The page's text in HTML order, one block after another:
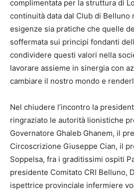
complimentata per la struttura di
continuità data dal Club di Belluno
esigenze sia pratiche che quelle
soffermata sui principi fondanti
condividere questi valori nella
lavorare assieme in sinergia con
cambiare il nostro mondo e
Nel chiudere l’incontro la
ringraziato le autorità lionistiche
Governatore Ghaleb Ghanem, il
Circoscrizione Giuseppe Cian, il
Soppelsa, fra i graditissimi ospiti
presidente Comitato CRI Belluno,
ispettrice provinciale infermiere